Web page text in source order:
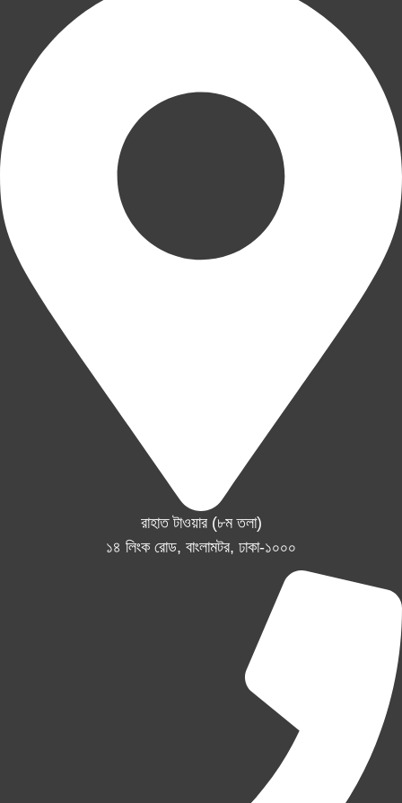
রাহাত টাওয়ার (৮ম তলা)
১৪ লিংক রোড, বাংলামটর, ঢাকা-১০০০